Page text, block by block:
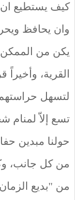
كيف يستطيع ان
وان يحافظ
يكن من الممكن
القرية،
لتسهل
تسع إلاّ لمنام
حولنا مبدين
من كل جانب،
من "بديع